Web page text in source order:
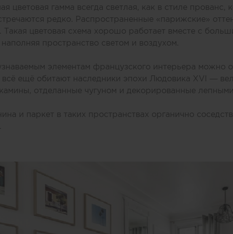
цветовая гамма всегда светлая, как в стиле прованс,
редко. Распространенные «‎парижские»
Такая цветовая схема хорошо работает вместе с
пространство светом и воздухом.
элементам французского интерьера можно
всё ещё обитают наследники эпохи Людовика XVI —
отделанные чугуном и декорированные лепными
и паркет в таких пространствах органично